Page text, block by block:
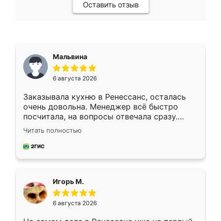
Оставить отзыв
Мальвина
6 августа 2026
Заказывала кухню в Ренессанс, осталась
очень довольна. Менеджер всё быстро
посчитала, на вопросы отвечала сразу.
Замерщик приехал в субботу, подошёл к
делу со всей ответственностью. Собрали
за день, ребята работали аккуратно, даже
Читать полностью
Игорь М.
6 августа 2026